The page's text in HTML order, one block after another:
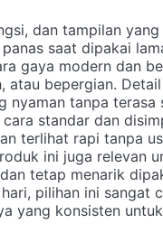
dan tampilan
saat dipakai
gaya modern dan
atau bepergian.
tanpa terasa
standar dan
terlihat rapi tanpa
ini juga relevan
tetap menarik
pilihan ini sangat
yang konsisten